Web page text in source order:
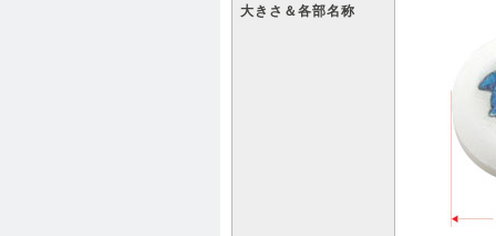
大きさ＆各部名称